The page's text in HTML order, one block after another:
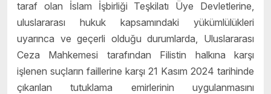
taraf olan İslam İşbirliği Teşkilatı Üye Devletlerine,
uluslararası hukuk kapsamındaki yükümlülükleri
uyarınca ve geçerli olduğu durumlarda, Uluslararası
Ceza Mahkemesi tarafından Filistin halkına karşı
işlenen suçların faillerine karşı 21 Kasım 2024 tarihinde
çıkarılan tutuklama emirlerinin uygulanmasını